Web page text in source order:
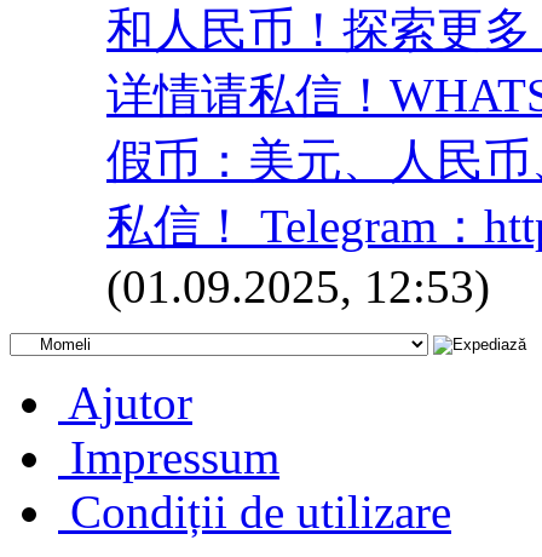
和人民币！探索更
详情请私信！
假币：美元、人民
私信！ Telegram：
(01.09.2025, 12:53)
Ajutor
Impressum
Condiții de utilizare